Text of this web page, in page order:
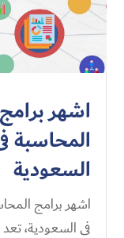
اشهر برامج
المحاسبة
السعودية
اشهر برامج
فى السعودية، تعد